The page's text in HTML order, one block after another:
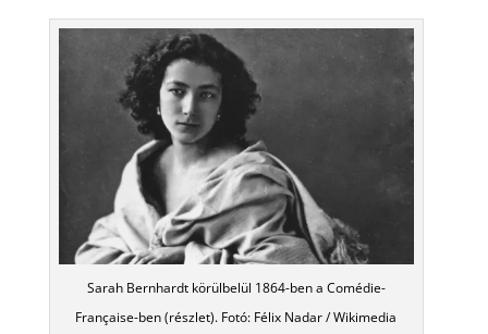
Sarah Bernhardt körülbelül 1864-ben a Comédie-
Française-ben (részlet). Fotó: Félix Nadar / Wikimedia